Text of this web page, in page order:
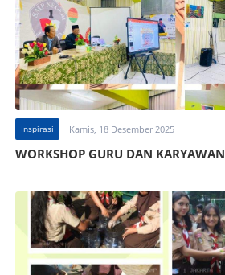
Inspirasi Kamis, 18 Desember 2025
WORKSHOP GURU DAN KARYAWAN